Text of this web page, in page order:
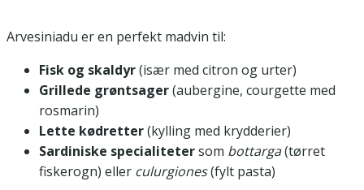
Arvesiniadu er en perfekt madvin til:
Fisk og skaldyr(især med citron og urter)
Grillede grøntsager(aubergine, courgette med
rosmarin)
Lette kødretter(kylling med krydderier)
Sardiniske specialitetersom bottarga(tørret
fiskerogn) eller culurgiones(fylt pasta)